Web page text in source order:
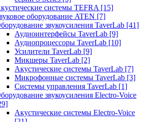
системы TEFRA [15]
оборудование ATEN [7]
звукоусиления TaverLab [41]
Аудиоинтерфейсы TaverLab [9]
Аудиопроцессоры TaverLab [10]
Усилители TaverLab [9]
Микшеры TaverLab [2]
Акустические системы TaverLab [7]
Микрофонные системы TaverLab [3]
Системы управления TaverLab [1]
звукоусиления Electro-Voice
Акустические системы Electro-Voice